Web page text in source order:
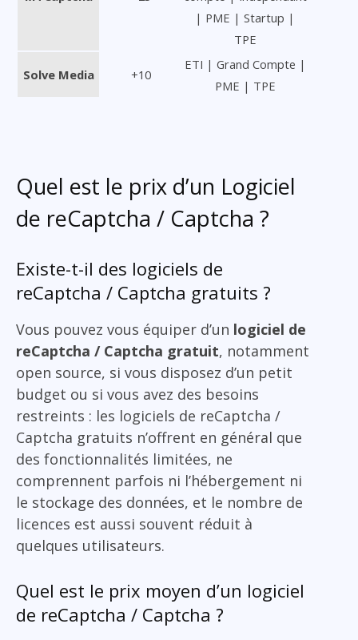
| PME | Startup |
TPE
Solve Media +10
ETI | Grand Compte |
PME | TPE
Quel est le prix d’un Logiciel
de reCaptcha / Captcha ?
Existe-t-il des logiciels de
reCaptcha / Captcha gratuits ?
Vous pouvez vous équiper d’un logiciel de
reCaptcha / Captcha gratuit, notamment
open source, si vous disposez d’un petit
budget ou si vous avez des besoins
restreints : les logiciels de reCaptcha /
Captcha gratuits n’offrent en général que
des fonctionnalités limitées, ne
comprennent parfois ni l’hébergement ni
le stockage des données, et le nombre de
licences est aussi souvent réduit à
quelques utilisateurs.
Quel est le prix moyen d’un logiciel
de reCaptcha / Captcha ?